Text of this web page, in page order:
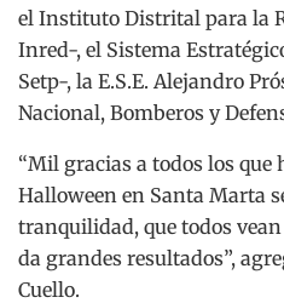
el Instituto Distrital para la
Inred-, el Sistema
Setp-, la E.S.E. Alejandro
Nacional, Bomberos y
“Mil gracias a todos los que
Halloween en Santa Marta
tranquilidad, que todos
da grandes resultados”,
Cuello.